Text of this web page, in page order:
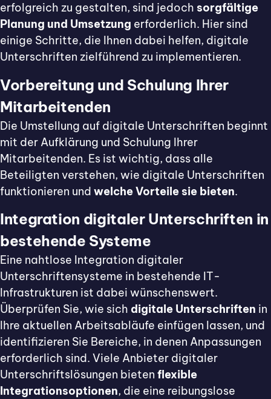
erfolgreich zu gestalten, sind jedoch sorgfältige
Planung und Umsetzung erforderlich. Hier sind
einige Schritte, die Ihnen dabei helfen, digitale
Unterschriften zielführend zu implementieren.
Vorbereitung und Schulung Ihrer
Mitarbeitenden
Die Umstellung auf digitale Unterschriften beginnt
mit der Aufklärung und Schulung Ihrer
Mitarbeitenden. Es ist wichtig, dass alle
Beteiligten verstehen, wie digitale Unterschriften
funktionieren und welche Vorteile sie bieten.
Integration digitaler Unterschriften in
bestehende Systeme
Eine nahtlose Integration digitaler
Unterschriftensysteme in bestehende IT-
Infrastrukturen ist dabei wünschenswert.
Überprüfen Sie, wie sich digitale Unterschriften in
Ihre aktuellen Arbeitsabläufe einfügen lassen, und
identifizieren Sie Bereiche, in denen Anpassungen
erforderlich sind. Viele Anbieter digitaler
Unterschriftslösungen bieten flexible
Integrationsoptionen, die eine reibungslose